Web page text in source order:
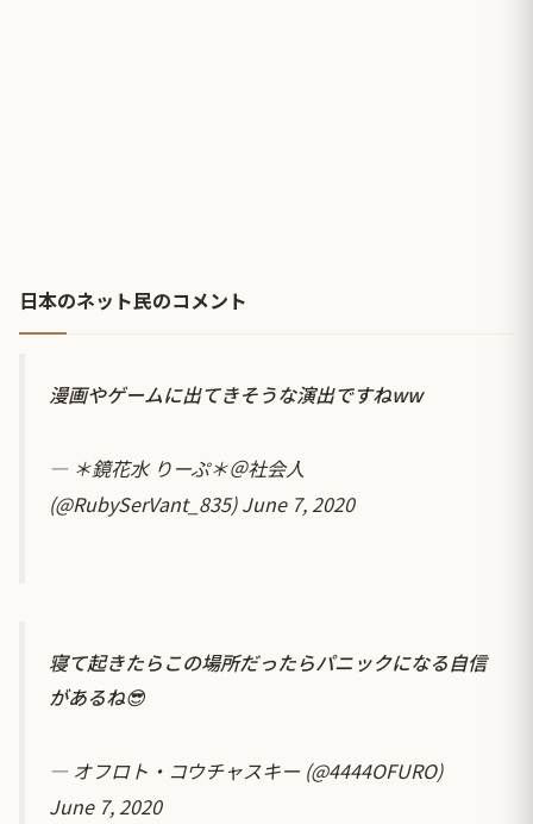
日本のネット民のコメント
漫画やゲームに出てきそうな演出ですねww
— ＊鏡花水 りーぷ＊＠社会人
(@RubySerVant_835)June 7, 2020
寝て起きたらこの場所だったらパニックになる自信
があるね😎
— オフロト・コウチャスキー (@4444OFURO)
June 7, 2020